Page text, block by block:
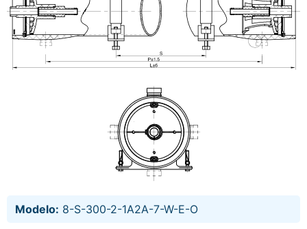
Modelo: 8-S-300-2-1A2A-7-W-E-O